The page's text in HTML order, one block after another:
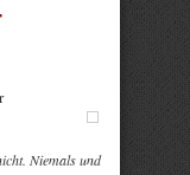
Niemals und